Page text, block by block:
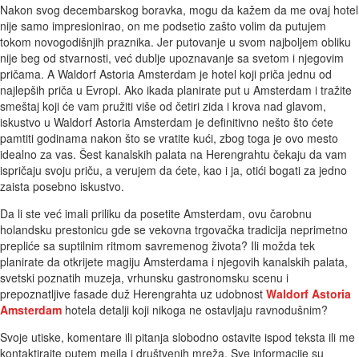
Nakon svog decembarskog boravka, mogu da kažem da me ovaj hotel
nije samo impresionirao, on me podsetio zašto volim da putujem
tokom novogodišnjih praznika. Jer putovanje u svom najboljem obliku
nije beg od stvarnosti, već dublje upoznavanje sa svetom i njegovim
pričama. A Waldorf Astoria Amsterdam je hotel koji priča jednu od
najlepših priča u Evropi. Ako ikada planirate put u Amsterdam i tražite
smeštaj koji će vam pružiti više od četiri zida i krova nad glavom,
iskustvo u Waldorf Astoria Amsterdam je definitivno nešto što ćete
pamtiti godinama nakon što se vratite kući, zbog toga je ovo mesto
idealno za vas. Šest kanalskih palata na Herengrahtu čekaju da vam
ispričaju svoju priču, a verujem da ćete, kao i ja, otići bogati za jedno
zaista posebno iskustvo.
Da li ste već imali priliku da posetite Amsterdam, ovu čarobnu
holandsku prestonicu gde se vekovna trgovačka tradicija neprimetno
prepliće sa suptilnim ritmom savremenog života? Ili možda tek
planirate da otkrijete magiju Amsterdama i njegovih kanalskih palata,
svetski poznatih muzeja, vrhunsku gastronomsku scenu i
prepoznatljive fasade duž Herengrahta uz udobnost Waldorf Astoria
Amsterdam hotela detalji koji nikoga ne ostavljaju ravnodušnim?
Svoje utiske, komentare ili pitanja slobodno ostavite ispod teksta ili me
kontaktirajte putem mejla i društvenih mreža. Sve informacije su